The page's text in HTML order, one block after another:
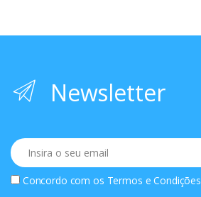
Newsletter
Email
Concordo com os Termos e Condições